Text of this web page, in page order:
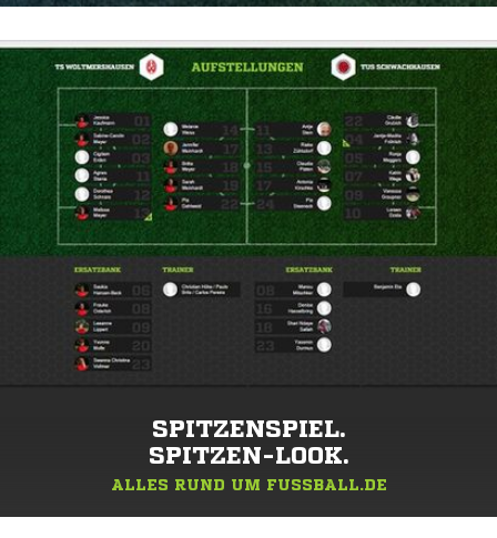
SPITZENSPIEL.
SPITZEN-LOOK.
ALLES RUND UM FUSSBALL.DE